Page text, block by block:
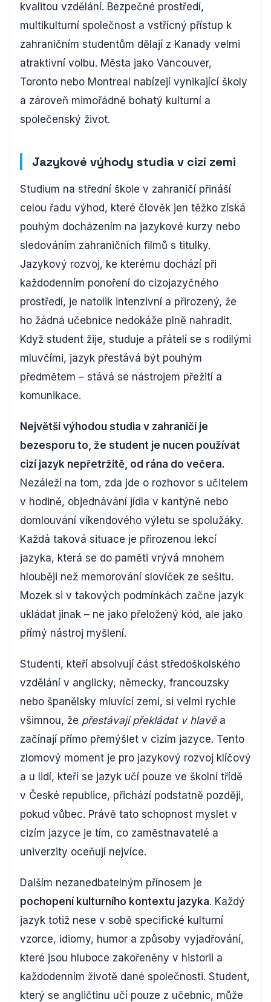
kvalitou vzdělání. Bezpečné prostředí,
multikulturní společnost a vstřícný přístup k
zahraničním studentům dělají z Kanady velmi
atraktivní volbu. Města jako Vancouver,
Toronto nebo Montreal nabízejí vynikající školy
a zároveň mimořádně bohatý kulturní a
společenský život.
Jazykové výhody studia v cizí zemi
Studium na střední škole v zahraničí přináší
celou řadu výhod, které člověk jen těžko získá
pouhým docházením na jazykové kurzy nebo
sledováním zahraničních filmů s titulky.
Jazykový rozvoj, ke kterému dochází při
každodenním ponoření do cizojazyčného
prostředí, je natolik intenzivní a přirozený, že
ho žádná učebnice nedokáže plně nahradit.
Když student žije, studuje a přátelí se s rodilými
mluvčími, jazyk přestává být pouhým
předmětem – stává se nástrojem přežití a
komunikace.
Největší výhodou studia v zahraničí je
bezesporu to, že student je nucen používat
cizí jazyk nepřetržitě, od rána do večera.
Nezáleží na tom, zda jde o rozhovor s učitelem
v hodině, objednávání jídla v kantýně nebo
domlouvání víkendového výletu se spolužáky.
Každá taková situace je přirozenou lekcí
jazyka, která se do paměti vrývá mnohem
hlouběji než memorování slovíček ze sešitu.
Mozek si v takových podmínkách začne jazyk
ukládat jinak – ne jako přeložený kód, ale jako
přímý nástroj myšlení.
Studenti, kteří absolvují část středoškolského
vzdělání v anglicky, německy, francouzsky
nebo španělsky mluvící zemi, si velmi rychle
všimnou, že přestávají překládat v hlavěa
začínají přímo přemýšlet v cizím jazyce. Tento
zlomový moment je pro jazykový rozvoj klíčový
a u lidí, kteří se jazyk učí pouze ve školní třídě
v České republice, přichází podstatně později,
pokud vůbec. Právě tato schopnost myslet v
cizím jazyce je tím, co zaměstnavatelé a
univerzity oceňují nejvíce.
Dalším nezanedbatelným přínosem je
pochopení kulturního kontextu jazyka. Každý
jazyk totiž nese v sobě specifické kulturní
vzorce, idiomy, humor a způsoby vyjadřování,
které jsou hluboce zakořeněny v historii a
každodenním životě dané společnosti. Student,
který se angličtinu učí pouze z učebnic, může